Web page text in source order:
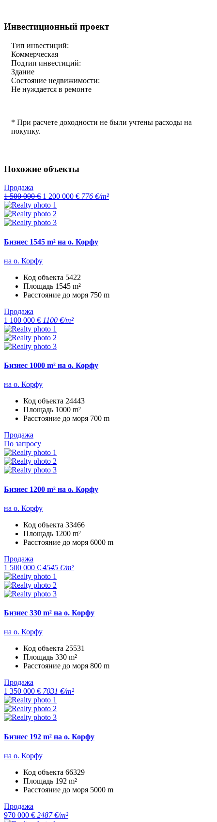
Инвестиционный проект
Тип инвестиций:
Коммерческая
Подтип инвестиций:
Здание
Состояние недвижимости:
Не нуждается в ремонте
* При расчете доходности не были учтены расходы на
покупку.
Похожие объекты
Продажа
1 500 000 € 1 200 000 € 776 €/m²
Бизнес 1545 m² на о. Корфу
на о. Корфу
Код объекта 5422
Площадь 1545 m²
Расстояние до моря 750 m
Продажа
1 100 000 € 1100 €/m²
Бизнес 1000 m² на о. Корфу
на о. Корфу
Код объекта 24443
Площадь 1000 m²
Расстояние до моря 700 m
Продажа
По запросу
Бизнес 1200 m² на о. Корфу
на о. Корфу
Код объекта 33466
Площадь 1200 m²
Расстояние до моря 6000 m
Продажа
1 500 000 € 4545 €/m²
Бизнес 330 m² на о. Корфу
на о. Корфу
Код объекта 25531
Площадь 330 m²
Расстояние до моря 800 m
Продажа
1 350 000 € 7031 €/m²
Бизнес 192 m² на о. Корфу
на о. Корфу
Код объекта 66329
Площадь 192 m²
Расстояние до моря 5000 m
Продажа
970 000 € 2487 €/m²